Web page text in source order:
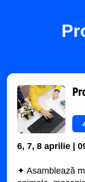
Continuând, sunteți de
condițiile noastre
confidențialitate.
comunicări de
program de la Impact
și